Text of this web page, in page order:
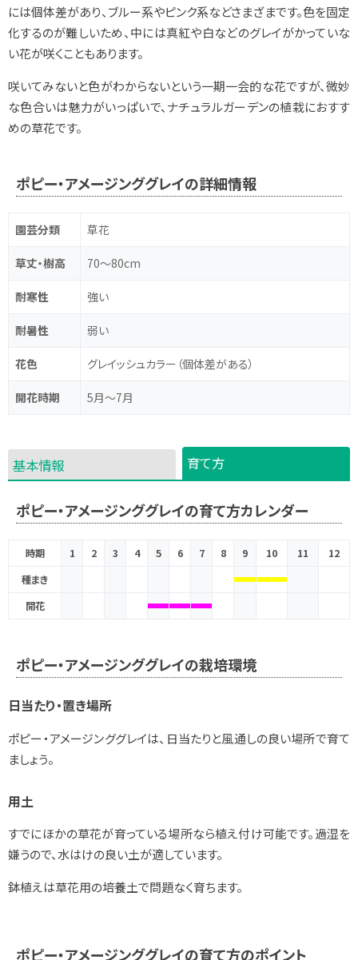
には個体差があり、ブルー系やピンク系などさまざまです。色を固定
化するのが難しいため、中には真紅や白などのグレイがかっていな
い花が咲くこともあります。
咲いてみないと色がわからないという一期一会的な花ですが、微妙
な色合いは魅力がいっぱいで、ナチュラルガーデンの植栽におすす
めの草花です。
ポピー・アメージンググレイの詳細情報
園芸分類 草花
草丈・樹高 70～80cm
耐寒性 強い
耐暑性 弱い
花色 グレイッシュカラー（個体差がある）
開花時期 5月～7月
基本情報 育て方
ポピー・アメージンググレイの育て方カレンダー
時期 1 2 3 4 5 6 7 8 9 10 11
12
種まき
開花
ポピー・アメージンググレイの栽培環境
日当たり・置き場所
ポピー・アメージンググレイは、日当たりと風通しの良い場所で育て
ましょう。
用土
すでにほかの草花が育っている場所なら植え付け可能です。過湿を
嫌うので、水はけの良い土が適しています。
鉢植えは草花用の培養土で問題なく育ちます。
ポピー・アメージンググレイの育て方のポイント